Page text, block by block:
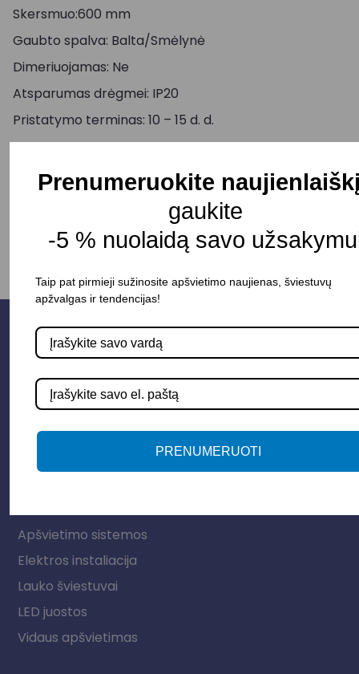
Skersmuo:600 mm
Gaubto spalva: Balta/Smėlynė
Dimeriuojamas: Ne
Atsparumas drėgmei: IP20
Pristatymo terminas: 10 – 15 d. d.
Apšvietimo sistemos
Elektros instaliacija
Lauko šviestuvai
LED juostos
Vidaus apšvietimas
Prenumeruokite
gaukite
-5 % nuolaidą savo
Taip pat pirmieji sužinosite apšvietimo naujienas, šviestuvų
apžvalgas ir tendencijas!
PRENUMERUOTI